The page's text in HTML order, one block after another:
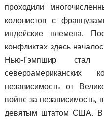
проходили
колонистов с
индейские племена.
конфликтах здесь
Нью-Гэмпшир стал
североамериканских
независимость от
войне за
девятым штатом США. В